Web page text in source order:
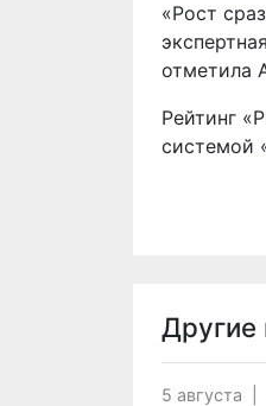
«Рост
отметила
Рейтинг
системой
Другие
5 августа